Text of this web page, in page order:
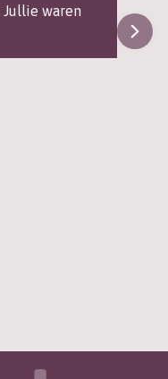
waren